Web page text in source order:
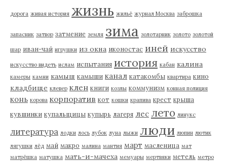
дорога живая история жизнь жильё журнал Москва заброшка
запасник затвор затмение земля зима золотарник золото золотой
шар иван-чай игрушки из окна иконостас иней искусство
искусство видеть ислам испытания история кабан калина
камеры камни камыш камыши канал катакомбы квартира кино
кладбище клевер клен книги козлы коммунизм конная полиция
конь корова корпоратив кот кошки крапива крест крыша
кувшинки купальщицы купырь лагеря лес лето линукс
литература лодки лось лубок луна лыжи люди люпин лютик
лягушки лёд май макро малина мантия март масленица мат
матрёшка матушка мать-и-мачеха мемуары мертвяки метель метро